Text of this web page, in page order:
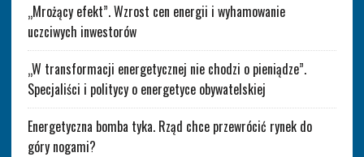
„Mrożący efekt”. Wzrost cen energii i wyhamowanie
uczciwych inwestorów
„W transformacji energetycznej nie chodzi o pieniądze”.
Specjaliści i politycy o energetyce obywatelskiej
Energetyczna bomba tyka. Rząd chce przewrócić rynek do
góry nogami?